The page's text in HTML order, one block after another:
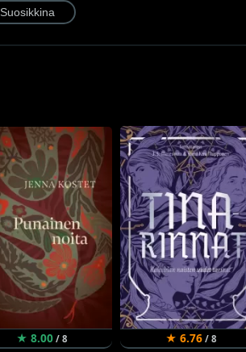
★ 8.00 / 8 ★ 6.76 / 8